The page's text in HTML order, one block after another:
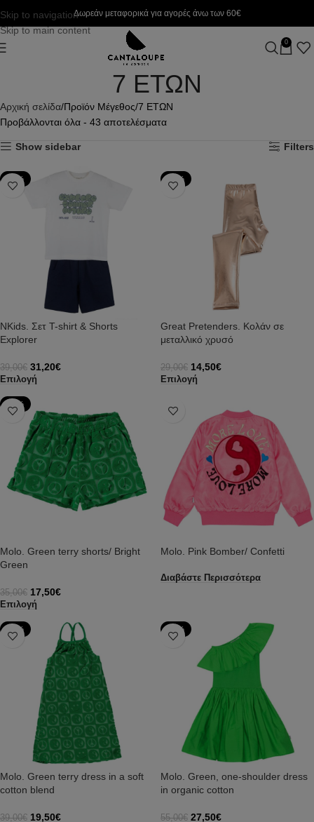
Skip to navigation
Skip to main content
Δωρεάν μεταφορικά για αγορές άνω των 60€
0
7 ΕΤΩΝ
Αρχική σελίδα Προϊόν Μέγεθος 7 ΕΤΩΝ
Προβάλλονται όλα - 43 αποτελέσματα
Show sidebar Filters
-20%
NKids. Σετ T-shirt & Shorts
Explorer
39,00€ 31,20€
Επιλογή
-50%
Great Pretenders. Κολάν σε
μεταλλικό χρυσό
29,00€ 14,50€
Επιλογή
-50%
Molo. Green terry shorts/ Bright
Green
35,00€ 17,50€
Επιλογή
Molo. Pink Bomber/ Confetti
Διαβάστε Περισσότερα
-50%
Molo. Green terry dress in a soft
cotton blend
39,00€ 19,50€
-50%
Molo. Green, one-shoulder dress
in organic cotton
55,00€ 27,50€